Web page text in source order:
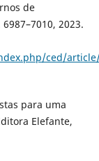
de
2023.
ced/
para uma
Elefante,